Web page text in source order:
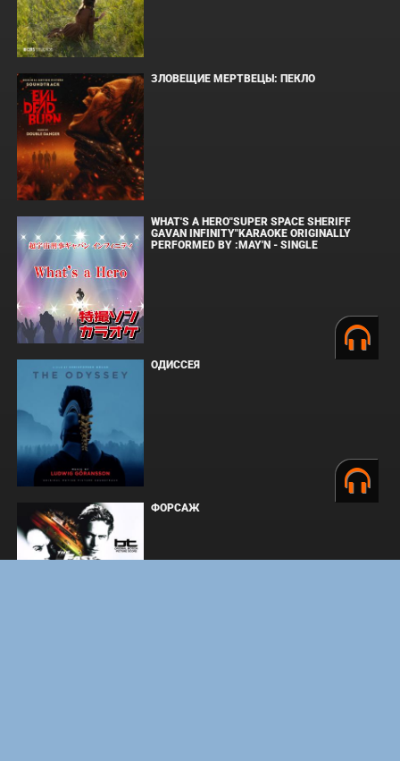
ЗЛОВЕЩИЕ МЕРТВЕЦЫ: ПЕКЛО
WHAT'S A HERO"SUPER SPACE SHERIFF
GAVAN INFINITY"KARAOKE ORIGINALLY
PERFORMED BY :MAY'N - SINGLE
ОДИССЕЯ
ФОРСАЖ